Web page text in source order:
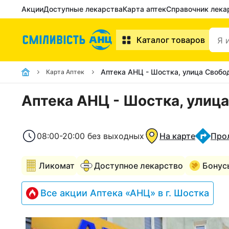
АкцииДоступные лекарстваКарта аптекСправочник
Каталог товаров
Карта Аптек Аптека АНЦ - Шостка, улица
Аптека АНЦ - Шостка,
08:00-20:00 без выходных На карте
Ликомат Доступное лекарство
Все акции Аптека «АНЦ» в г. Шостка